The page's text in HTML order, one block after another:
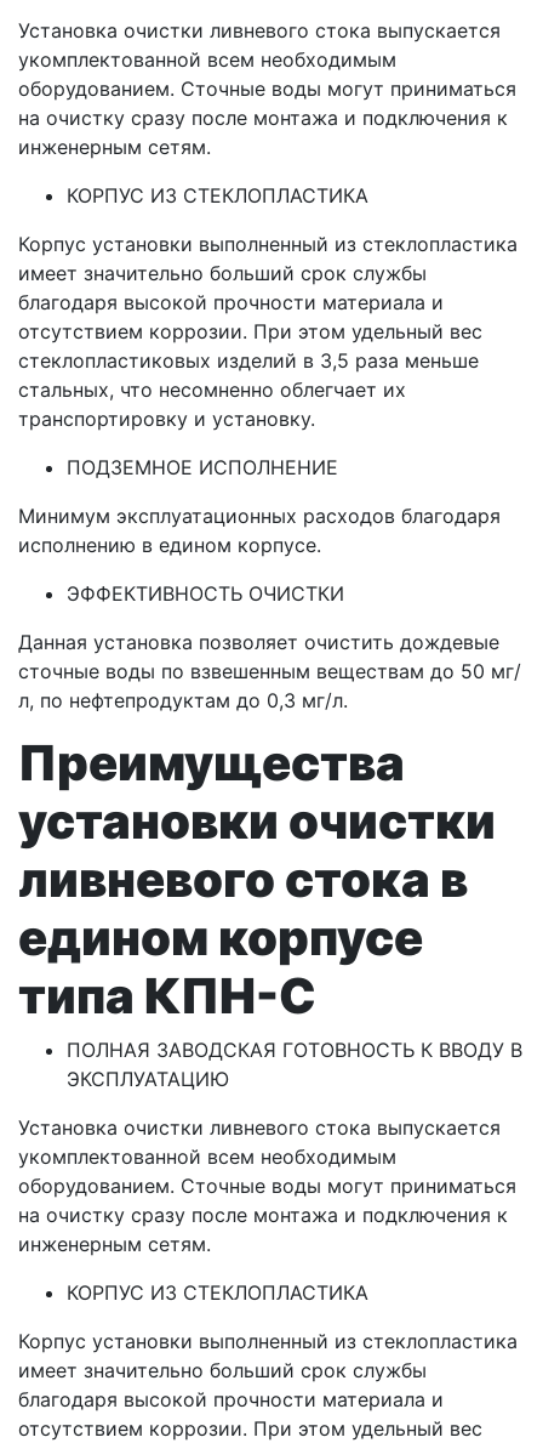
Установка очистки ливневого стока выпускается
укомплектованной всем необходимым
оборудованием. Сточные воды могут приниматься
на очистку сразу после монтажа и подключения к
инженерным сетям.
КОРПУС ИЗ СТЕКЛОПЛАСТИКА
Корпус установки выполненный из стеклопластика
имеет значительно больший срок службы
благодаря высокой прочности материала и
отсутствием коррозии. При этом удельный вес
стеклопластиковых изделий в 3,5 раза меньше
стальных, что несомненно облегчает их
транспортировку и установку.
ПОДЗЕМНОЕ ИСПОЛНЕНИЕ
Минимум эксплуатационных расходов благодаря
исполнению в едином корпусе.
ЭФФЕКТИВНОСТЬ ОЧИСТКИ
Данная установка позволяет очистить дождевые
сточные воды по взвешенным веществам до 50 мг/
л, по нефтепродуктам до 0,3 мг/л.
Преимущества
установки очистки
ливневого стока в
едином корпусе
типа КПН-С
ПОЛНАЯ ЗАВОДСКАЯ ГОТОВНОСТЬ К ВВОДУ В
ЭКСПЛУАТАЦИЮ
Установка очистки ливневого стока выпускается
укомплектованной всем необходимым
оборудованием. Сточные воды могут приниматься
на очистку сразу после монтажа и подключения к
инженерным сетям.
КОРПУС ИЗ СТЕКЛОПЛАСТИКА
Корпус установки выполненный из стеклопластика
имеет значительно больший срок службы
благодаря высокой прочности материала и
отсутствием коррозии. При этом удельный вес